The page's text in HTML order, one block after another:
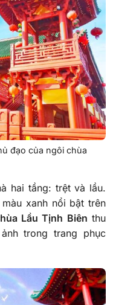
đạo của ngôi chùa
hai tầng: trệt và lầu.
xanh nổi bật trên
Lầu Tịnh Biên thu
trong trang phục